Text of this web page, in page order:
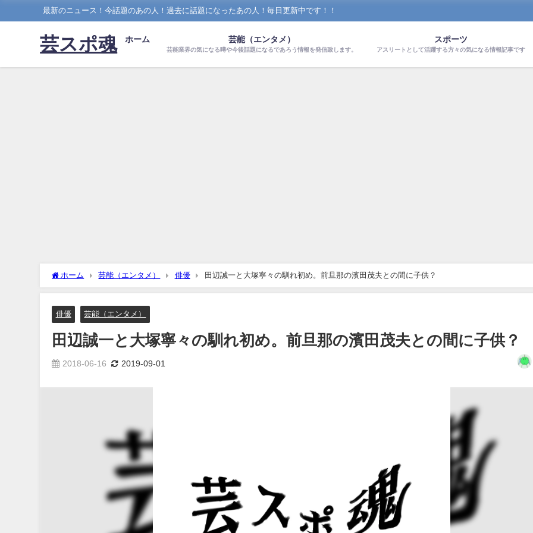
最新のニュース！今話題のあの人！過去に話題になったあの人！毎日更新中です！！
芸スポ魂 ホーム 芸能（エンタメ）
芸能業界の気になる噂や今後話題になるであろう情報を発信致します。
スポーツ
アスリートとして活躍する方々の気になる情報記事です
ホーム 芸能（エンタメ） 俳優 田辺誠一と大塚寧々の馴れ初め。前旦那の濱田茂夫との間に子供？
俳優 芸能（エンタメ）
田辺誠一と大塚寧々の馴れ初め。前旦那の濱田茂夫との間に子供？
2018-06-16 2019-09-01